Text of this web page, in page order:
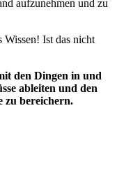
aufzunehmen und zu
Wissen! Ist das nicht
den Dingen in und
ableiten und den
zu bereichern.